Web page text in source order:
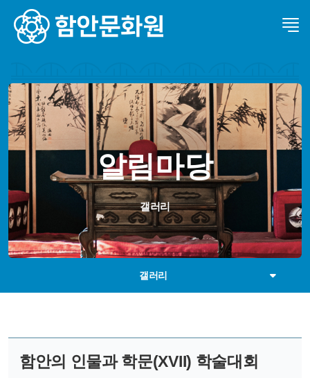
알림마당
갤러리
갤러리
함안의 인물과 학문(XVII) 학술대회